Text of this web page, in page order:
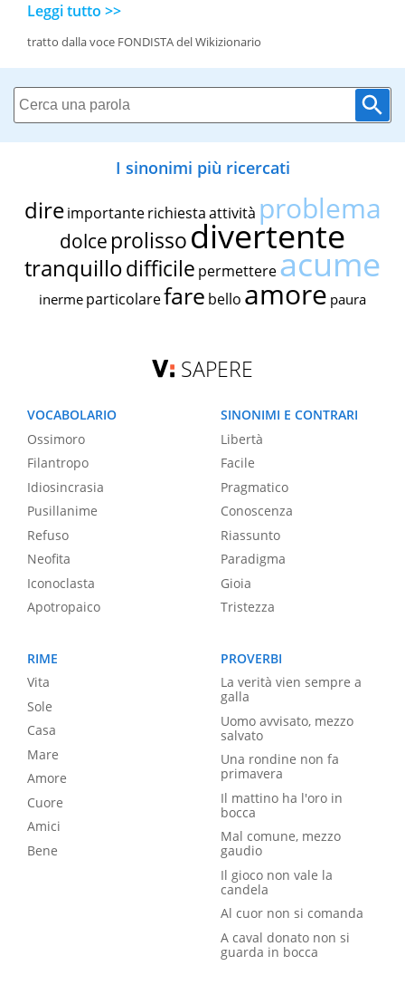
Leggi tutto >>
tratto dalla voce FONDISTA del Wikizionario
I sinonimi più ricercati
dire importante richiestaattività problema
dolce prolissodivertente
tranquillodifficile permettereacume
inerme particolarefare bello amore paura
SAPERE
VOCABOLARIO
Ossimoro
Filantropo
Idiosincrasia
Pusillanime
Refuso
Neofita
Iconoclasta
Apotropaico
SINONIMI E CONTRARI
Libertà
Facile
Pragmatico
Conoscenza
Riassunto
Paradigma
Gioia
Tristezza
RIME
Vita
Sole
Casa
Mare
Amore
Cuore
Amici
Bene
PROVERBI
La verità vien sempre a
galla
Uomo avvisato, mezzo
salvato
Una rondine non fa
primavera
Il mattino ha l'oro in
bocca
Mal comune, mezzo
gaudio
Il gioco non vale la
candela
Al cuor non si comanda
A caval donato non si
guarda in bocca